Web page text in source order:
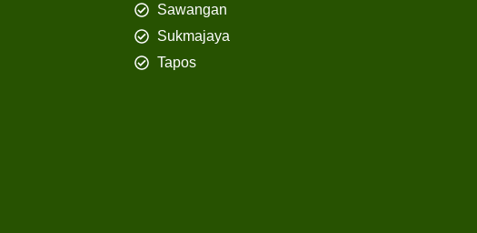
Sawangan
Sukmajaya
Tapos